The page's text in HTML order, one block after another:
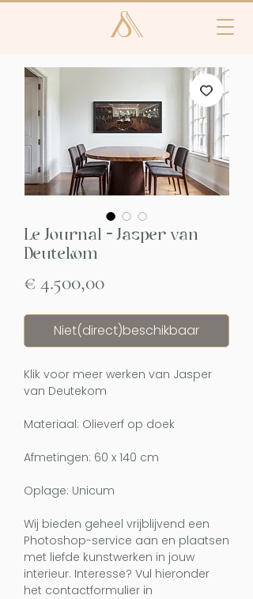
Le Journal - Jasper van
Deutekom
€ 4.500,00Prijs
Niet(direct)beschikbaar
Klik voor meer werken van Jasper
van Deutekom
Materiaal: Olieverf op doek
Afmetingen: 60 x 140 cm
Oplage: Unicum
Wij bieden geheel vrijblijvend een
Photoshop-service aan en plaatsen
met liefde kunstwerken in jouw
interieur. Interesse? Vul hieronder
het contactformulier in